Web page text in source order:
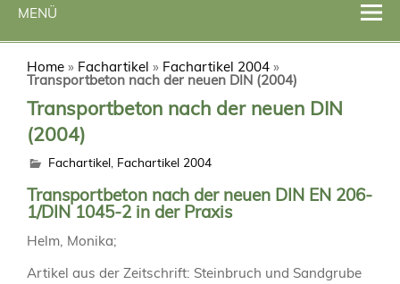
MENÜ
Home » Fachartikel » Fachartikel 2004 »
Transportbeton nach der neuen DIN (2004)
Transportbeton nach der neuen DIN
(2004)
Fachartikel Fachartikel 2004
Transportbeton nach der neuen DIN EN 206-
1/DIN 1045-2 in der Praxis
Helm, Monika;
Artikel aus der Zeitschrift: Steinbruch und Sandgrube